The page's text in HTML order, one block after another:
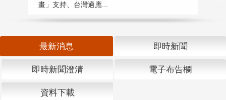
畫」支持、台灣適應...
最新消息 即時新聞
即時新聞澄清 電子布告欄
資料下載